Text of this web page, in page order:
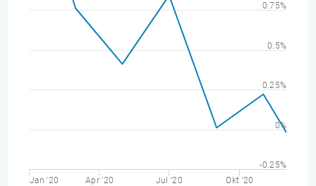
Jan '20 Apr '20 Jul '20 Okt '20
-0.25%
0%
0.25%
0.5%
0.75%